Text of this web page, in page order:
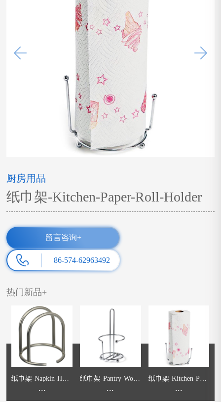
厨房用品
纸巾架-Kitchen-Paper-Roll-Holder
留言咨询+
86-574-62963492
热门新品+
纸巾架-Napkin-Hold
...
纸巾架-Pantry-Work
...
纸巾架-Kitchen-Pape
...